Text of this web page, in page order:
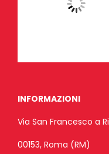
INFORMAZIONI
Via San Francesco a
00153, Roma (RM)